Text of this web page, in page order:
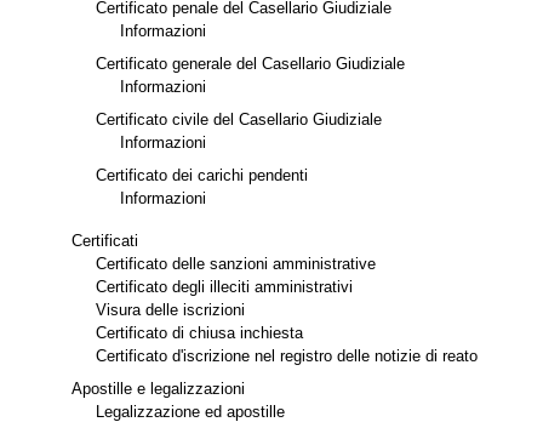
Certificato penale del Casellario Giudiziale
Informazioni
Certificato generale del Casellario Giudiziale
Informazioni
Certificato civile del Casellario Giudiziale
Informazioni
Certificato dei carichi pendenti
Informazioni
Certificati
Certificato delle sanzioni amministrative
Certificato degli illeciti amministrativi
Visura delle iscrizioni
Certificato di chiusa inchiesta
Certificato d'iscrizione nel registro delle notizie di reato
Apostille e legalizzazioni
Legalizzazione ed apostille